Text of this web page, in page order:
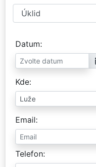
Datum
Kde
Email
Telefon